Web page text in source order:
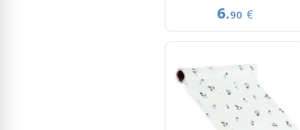
6.90 €